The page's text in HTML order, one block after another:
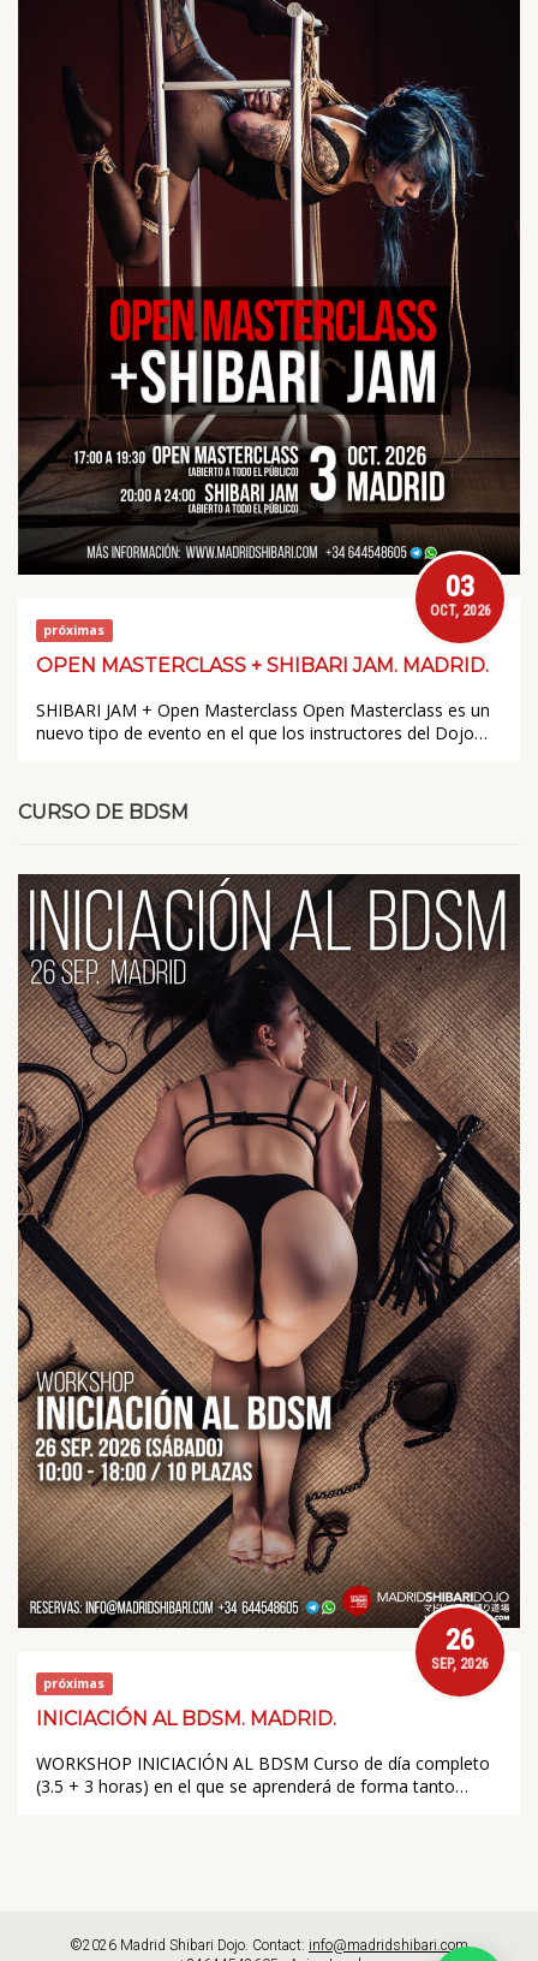
próximas
03
OCT, 2026
OPEN MASTERCLASS + SHIBARI JAM. MADRID.
SHIBARI JAM + Open Masterclass Open Masterclass es un
nuevo tipo de evento en el que los instructores del Dojo…
CURSO DE BDSM
próximas
26
SEP, 2026
INICIACIÓN AL BDSM. MADRID.
WORKSHOP INICIACIÓN AL BDSM Curso de día completo
(3.5 + 3 horas) en el que se aprenderá de forma tanto…
©2026 Madrid Shibari Dojo. Contact: info@madridshibari.com